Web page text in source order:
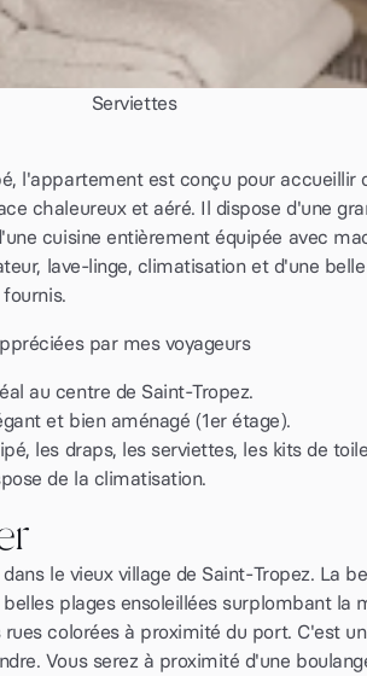
Serviettes
l'appartement est conçu pour accueillir
chaleureux et aéré. Il dispose d'une
cuisine entièrement équipée avec
lave-linge, climatisation et d'une
par mes voyageurs
au centre de Saint-Tropez.
et bien aménagé (1er étage).
les draps, les serviettes, les kits de
de la climatisation.
le vieux village de Saint-Tropez. La
plages ensoleillées surplombant
colorées à proximité du port. C'est
Vous serez à proximité d'une